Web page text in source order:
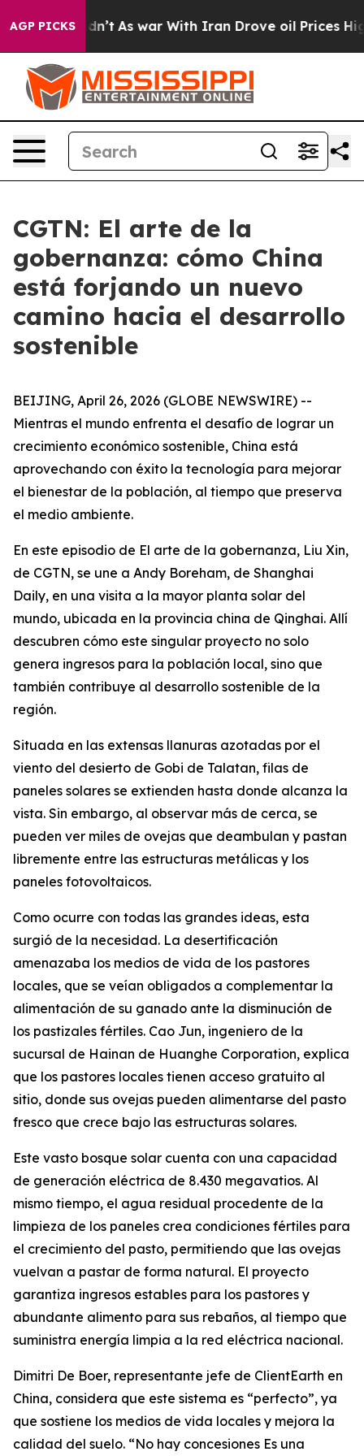
AGP PICKS
it Didn’t As war With Iran Drove oil Prices
CGTN: El arte de la
gobernanza: cómo China
está forjando un nuevo
camino hacia el desarrollo
sostenible
BEIJING, April 26, 2026 (GLOBE NEWSWIRE) --
Mientras el mundo enfrenta el desafío de lograr un
crecimiento económico sostenible, China está
aprovechando con éxito la tecnología para mejorar
el bienestar de la población, al tiempo que preserva
el medio ambiente.
En este episodio de El arte de la gobernanza, Liu Xin,
de CGTN, se une a Andy Boreham, de Shanghai
Daily, en una visita a la mayor planta solar del
mundo, ubicada en la provincia china de Qinghai. Allí
descubren cómo este singular proyecto no solo
genera ingresos para la población local, sino que
también contribuye al desarrollo sostenible de la
región.
Situada en las extensas llanuras azotadas por el
viento del desierto de Gobi de Talatan, filas de
paneles solares se extienden hasta donde alcanza la
vista. Sin embargo, al observar más de cerca, se
pueden ver miles de ovejas que deambulan y pastan
libremente entre las estructuras metálicas y los
paneles fotovoltaicos.
Como ocurre con todas las grandes ideas, esta
surgió de la necesidad. La desertificación
amenazaba los medios de vida de los pastores
locales, que se veían obligados a complementar la
alimentación de su ganado ante la disminución de
los pastizales fértiles. Cao Jun, ingeniero de la
sucursal de Hainan de Huanghe Corporation, explica
que los pastores locales tienen acceso gratuito al
sitio, donde sus ovejas pueden alimentarse del pasto
fresco que crece bajo las estructuras solares.
Este vasto bosque solar cuenta con una capacidad
de generación eléctrica de 8.430 megavatios. Al
mismo tiempo, el agua residual procedente de la
limpieza de los paneles crea condiciones fértiles para
el crecimiento del pasto, permitiendo que las ovejas
vuelvan a pastar de forma natural. El proyecto
garantiza ingresos estables para los pastores y
abundante alimento para sus rebaños, al tiempo que
suministra energía limpia a la red eléctrica nacional.
Dimitri De Boer, representante jefe de ClientEarth en
China, considera que este sistema es “perfecto”, ya
que sostiene los medios de vida locales y mejora la
calidad del suelo. “No hay concesiones Es una